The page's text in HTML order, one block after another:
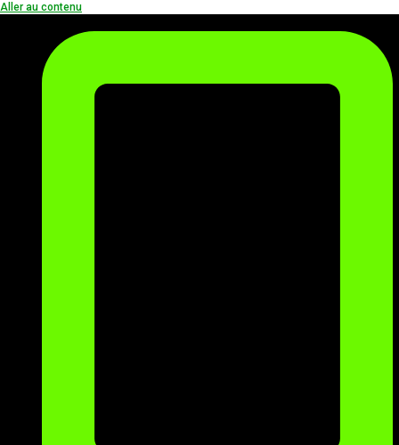
Aller au contenu